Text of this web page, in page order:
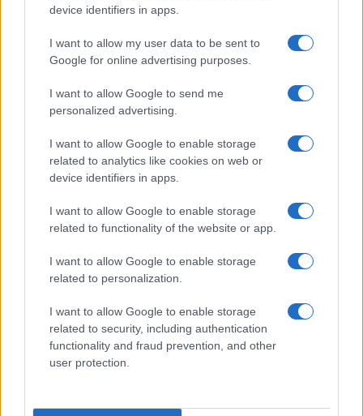
device identifiers in apps.
I want to allow my user data to be sent to
Google for online advertising purposes.
I want to allow Google to send me
personalized advertising.
I want to allow Google to enable storage
related to analytics like cookies on web or
device identifiers in apps.
I want to allow Google to enable storage
related to functionality of the website or app.
I want to allow Google to enable storage
related to personalization.
I want to allow Google to enable storage
related to security, including authentication
functionality and fraud prevention, and other
user protection.
CHI SIAMO CONTATTI PUBBLICITÀ LAVORA CON NOI
OTTO CHANNEL
Iscritto al Registro degli Operatori di Comunicazione n. 37512